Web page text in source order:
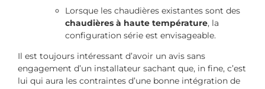
Lorsque les chaudières existantes sont des
chaudières à haute température, la
configuration série est envisageable.
Il est toujours intéressant d’avoir un avis sans
engagement d’un installateur sachant que, in fine, c’est
lui qui aura les contraintes d’une bonne intégration de